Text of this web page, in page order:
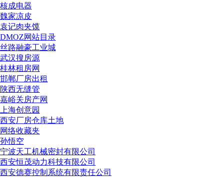
核成电器
魏家凉皮
袁记肉夹馍
DMOZ网站目录
丝路融豪工业城
武汉搜房源
桂林租房网
邯郸厂房出租
陕西无缝管
嘉峪关房产网
上海创意园
西安厂房仓库土地
网络收藏夹
孙悟空
宁波天工机械密封有限公司
西安恒茂动力科技有限公司
西安德赛控制系统有限责任公司